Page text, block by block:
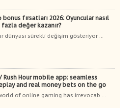
bonus fırsatları 2026: Oyuncular nasıl
fazla değer kazanır?
dünyası sürekli değişim gösteriyor ...
Rush Hour mobile app: seamless
and real money bets on the go
of online gaming has irrevocab ...